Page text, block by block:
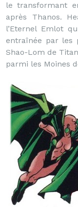
le transformant
après Thanos.
l’Eternel Emlot
entraînée par les
Shao-Lom de
parmi les Moines